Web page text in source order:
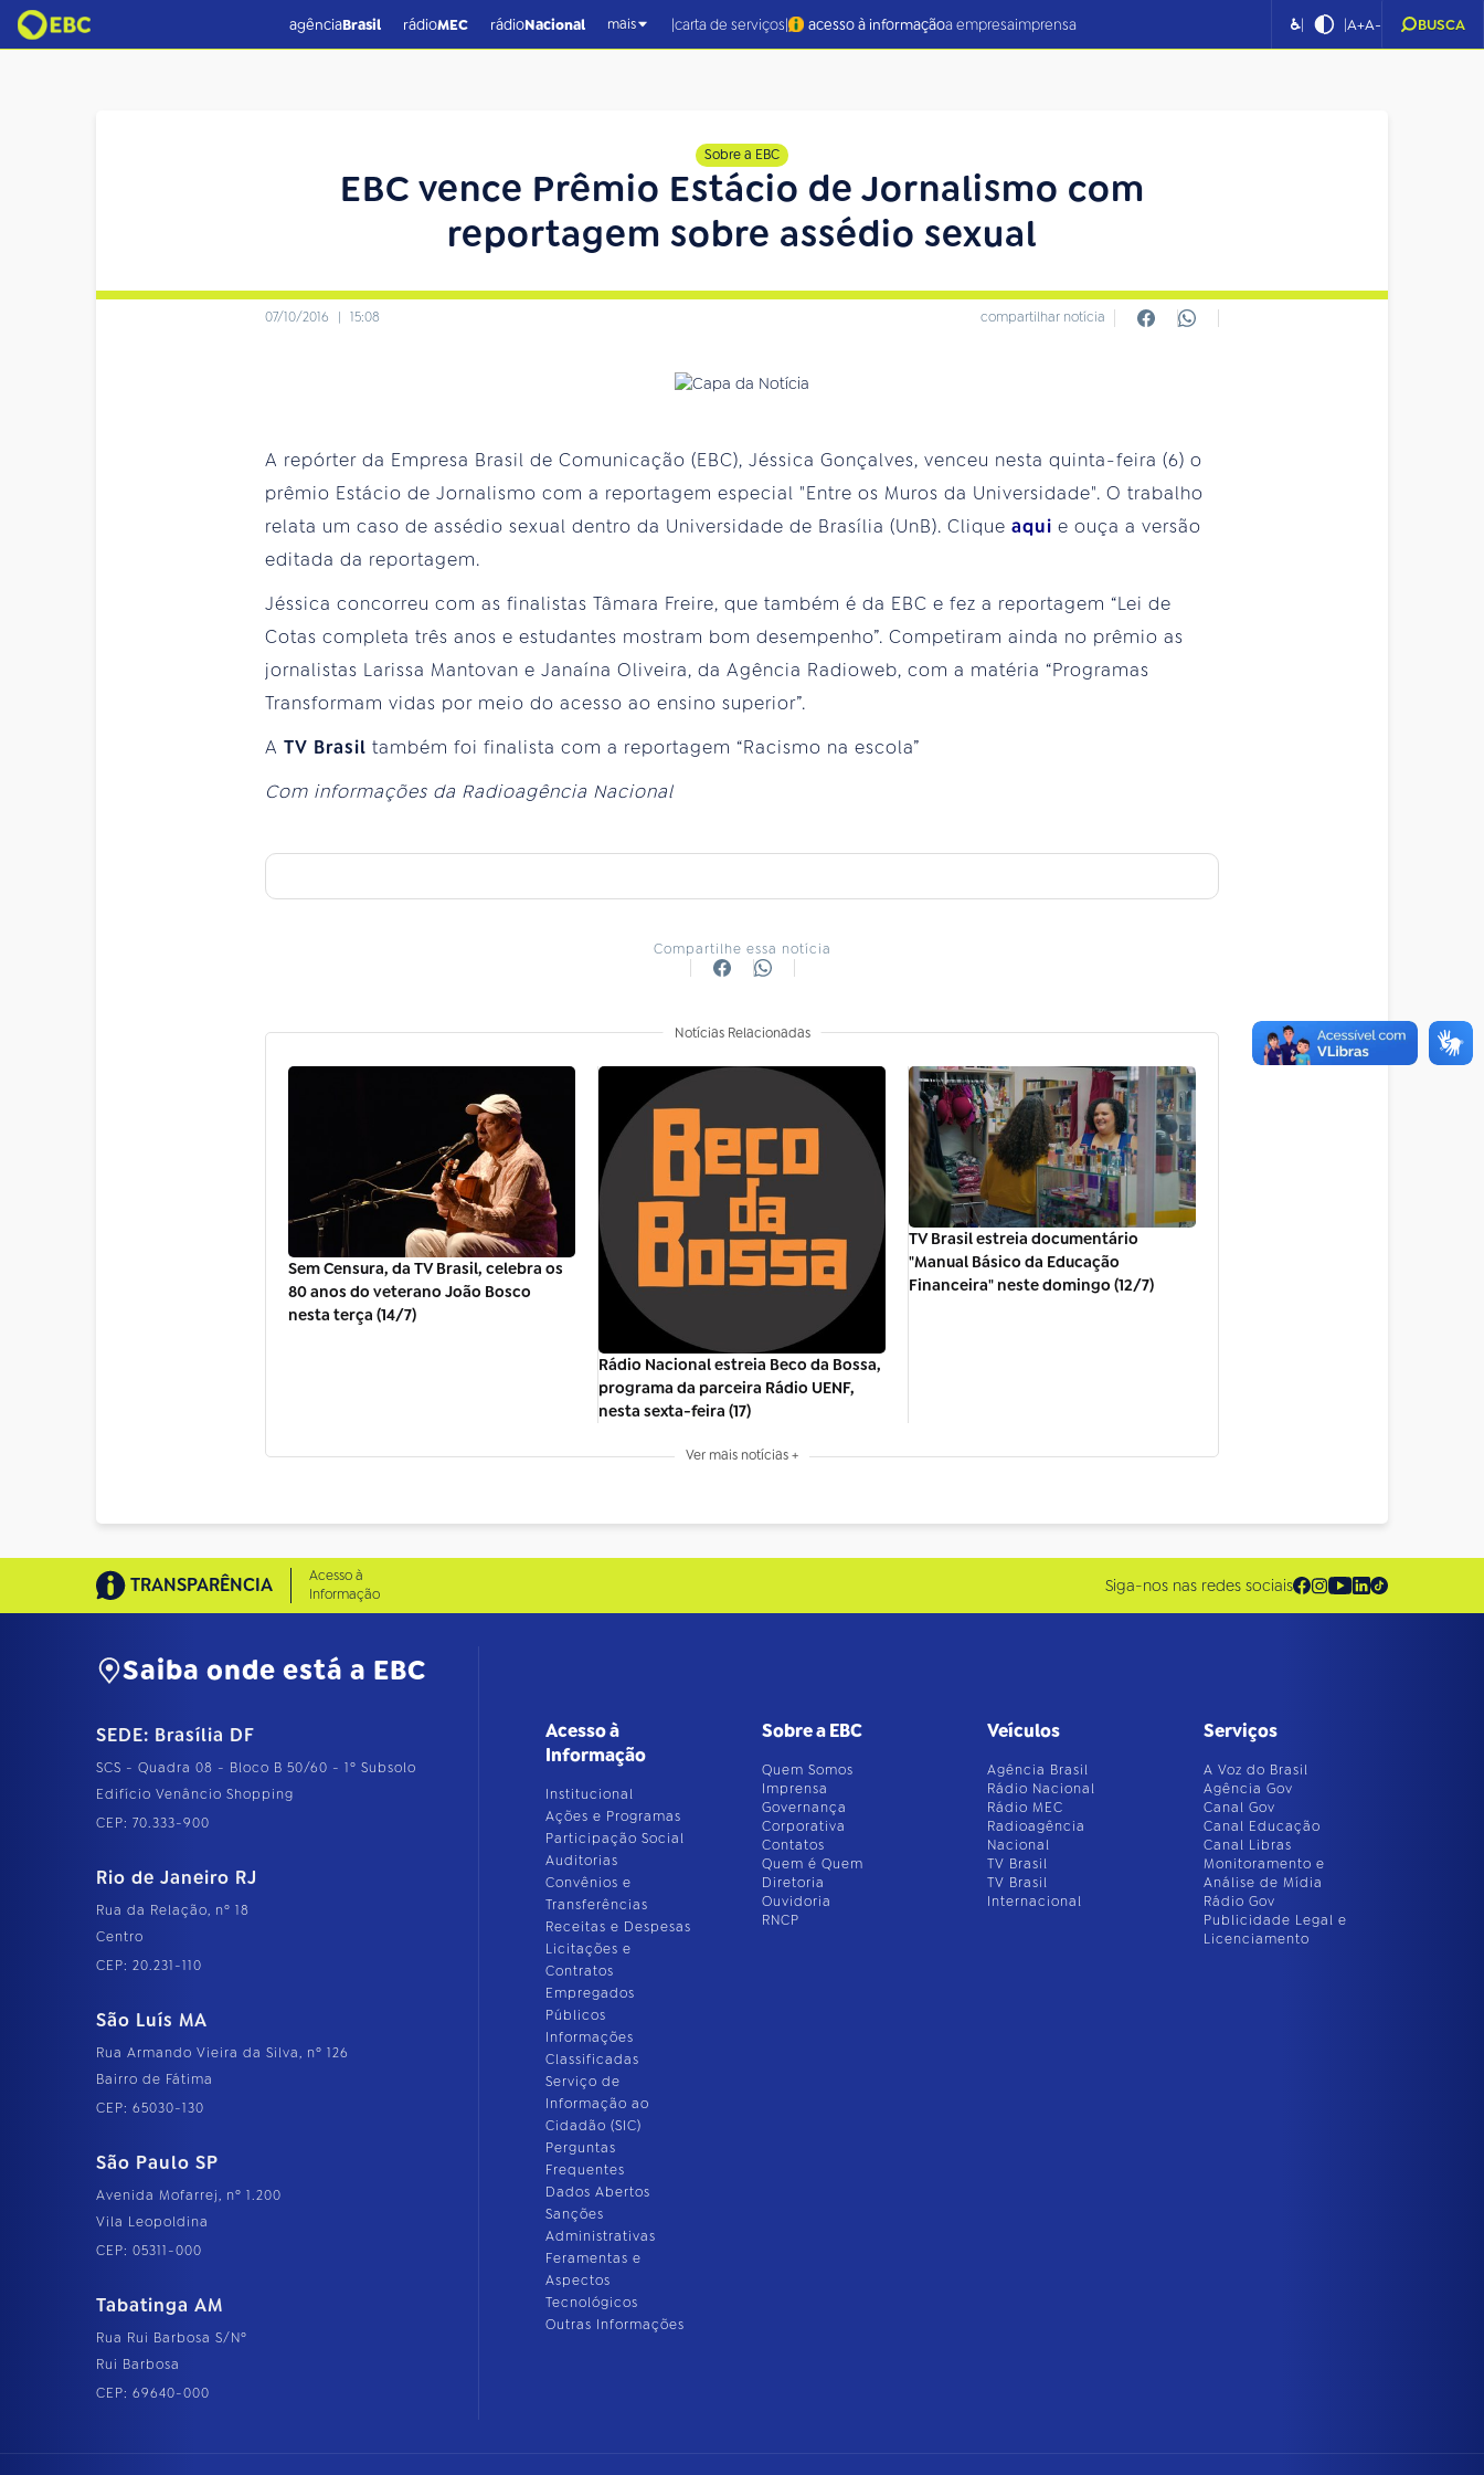
agênciaBrasil rádioMEC rádioNacional mais |carta de serviços| acesso à informaçãoa empresaimprensa ♿| |A+A- BUSCA
Sobre a EBC
EBC vence Prêmio Estácio de Jornalismo com
reportagem sobre assédio sexual
07/10/2016 | 15:08 compartilhar notícia
A repórter da Empresa Brasil de Comunicação (EBC), Jéssica Gonçalves, venceu nesta quinta-feira (6) o
prêmio Estácio de Jornalismo com a reportagem especial "Entre os Muros da Universidade". O trabalho
relata um caso de assédio sexual dentro da Universidade de Brasília (UnB). Clique aqui e ouça a versão
editada da reportagem.
Jéssica concorreu com as finalistas Tâmara Freire, que também é da EBC e fez a reportagem “Lei de
Cotas completa três anos e estudantes mostram bom desempenho”. Competiram ainda no prêmio as
jornalistas Larissa Mantovan e Janaína Oliveira, da Agência Radioweb, com a matéria “Programas
Transformam vidas por meio do acesso ao ensino superior”.
A TV Brasil também foi finalista com a reportagem “Racismo na escola”
Com informações da Radioagência Nacional
Compartilhe essa notícia
Notícias Relacionadas
Sem Censura, da TV Brasil, celebra os
80 anos do veterano João Bosco
nesta terça (14/7)
Rádio Nacional estreia Beco da Bossa,
programa da parceira Rádio UENF,
nesta sexta-feira (17)
TV Brasil estreia documentário
"Manual Básico da Educação
Financeira" neste domingo (12/7)
Ver mais notícias +
TRANSPARÊNCIA
Acesso à
Informação
Siga-nos nas redes sociais
Saiba onde está a EBC
SEDE: Brasília DF
SCS - Quadra 08 - Bloco B 50/60 - 1º Subsolo
Edifício Venâncio Shopping
CEP: 70.333-900
Rio de Janeiro RJ
Rua da Relação, nº 18
Centro
CEP: 20.231-110
São Luís MA
Rua Armando Vieira da Silva, nº 126
Bairro de Fátima
CEP: 65030-130
São Paulo SP
Avenida Mofarrej, nº 1.200
Vila Leopoldina
CEP: 05311-000
Tabatinga AM
Rua Rui Barbosa S/Nº
Rui Barbosa
CEP: 69640-000
Acesso à
Informação
Institucional
Ações e Programas
Participação Social
Auditorias
Convênios e
Transferências
Receitas e Despesas
Licitações e
Contratos
Empregados
Públicos
Informações
Classificadas
Serviço de
Informação ao
Cidadão (SIC)
Perguntas
Frequentes
Dados Abertos
Sanções
Administrativas
Feramentas e
Aspectos
Tecnológicos
Outras Informações
Sobre a EBC
Quem Somos
Imprensa
Governança
Corporativa
Contatos
Quem é Quem
Diretoria
Ouvidoria
RNCP
Veículos
Agência Brasil
Rádio Nacional
Rádio MEC
Radioagência
Nacional
TV Brasil
TV Brasil
Internacional
Serviços
A Voz do Brasil
Agência Gov
Canal Gov
Canal Educação
Canal Libras
Monitoramento e
Análise de Mídia
Rádio Gov
Publicidade Legal e
Licenciamento